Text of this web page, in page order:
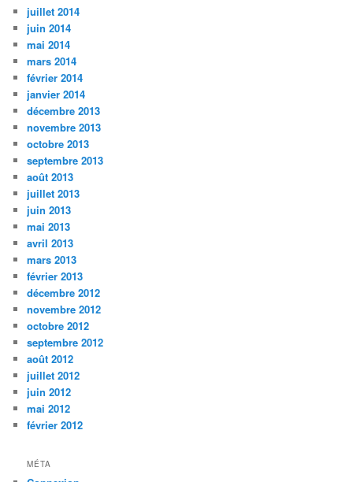
juillet 2014
juin 2014
mai 2014
mars 2014
février 2014
janvier 2014
décembre 2013
novembre 2013
octobre 2013
septembre 2013
août 2013
juillet 2013
juin 2013
mai 2013
avril 2013
mars 2013
février 2013
décembre 2012
novembre 2012
octobre 2012
septembre 2012
août 2012
juillet 2012
juin 2012
mai 2012
février 2012
MÉTA